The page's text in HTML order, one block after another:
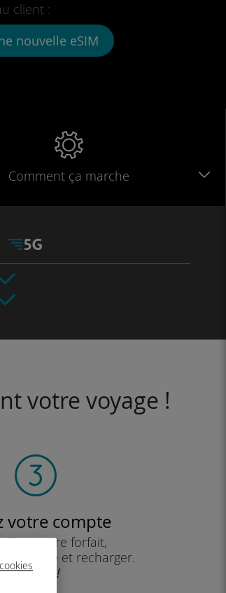
client :
nouvelle eSIM
Comment ça marche
votre voyage !
votre compte
votre forfait,
solde et recharger.
Profitez !